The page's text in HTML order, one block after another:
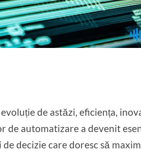
de astăzi, eficiența,
de automatizare a devenit
decizie care doresc să